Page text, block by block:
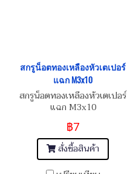
สกรูน็อตทองเหลืองหัวเตเปอร์
แฉก M3x10
สกรูน็อตทองเหลืองหัวเตเปอร์
แฉก M3x10
฿7
สั่งซื้อสินค้า